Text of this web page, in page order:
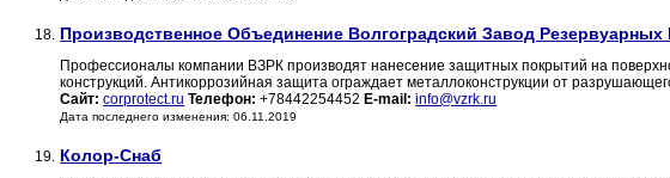
18. Производственное Объединение Волгоградский Завод Резервуарных
Профессионалы компании ВЗРК производят нанесение защитных покрытий на
конструкций. Антикоррозийная защита ограждает металлоконструкции от
Сайт: corprotect.ru Телефон: +78442254452 E-mail: info@vzrk.ru
Дата последнего изменения: 06.11.2019
19. Колор-Снаб